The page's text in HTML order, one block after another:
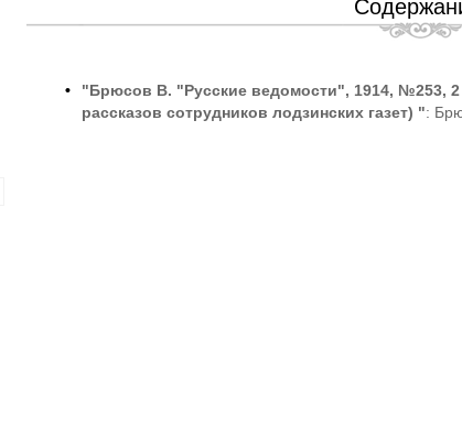
•
"Брюсов В. "Русские ведомости", 1914, №253,
рассказов сотрудников лодзинских газет) ":